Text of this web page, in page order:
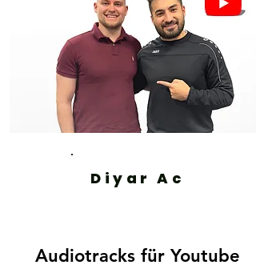
Diyar Ac
Audiotracks für Youtube